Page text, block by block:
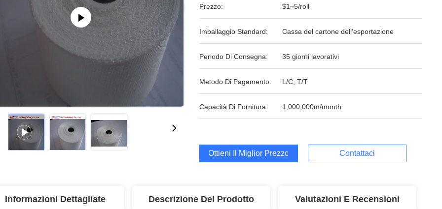
Prezzo: $1~5/roll
Imballaggio Standard: Cassa del cartone dell'esportazione
Periodo Di Consegna: 35 giorni lavorativi
Metodo Di Pagamento: L/C, T/T
Capacità Di Fornitura: 1,000,000m/month
Ottieni Il Miglior Prezzo Contattaci
Informazioni Dettagliate Descrizione Del Prodotto Valutazioni E Recensioni